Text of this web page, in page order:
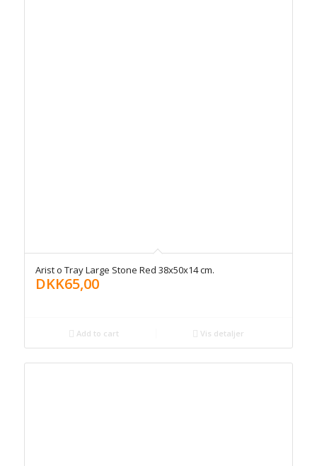
Arist o Tray Large Stone Red 38x50x14 cm.
DKK65,00
Add to cart Vis detaljer